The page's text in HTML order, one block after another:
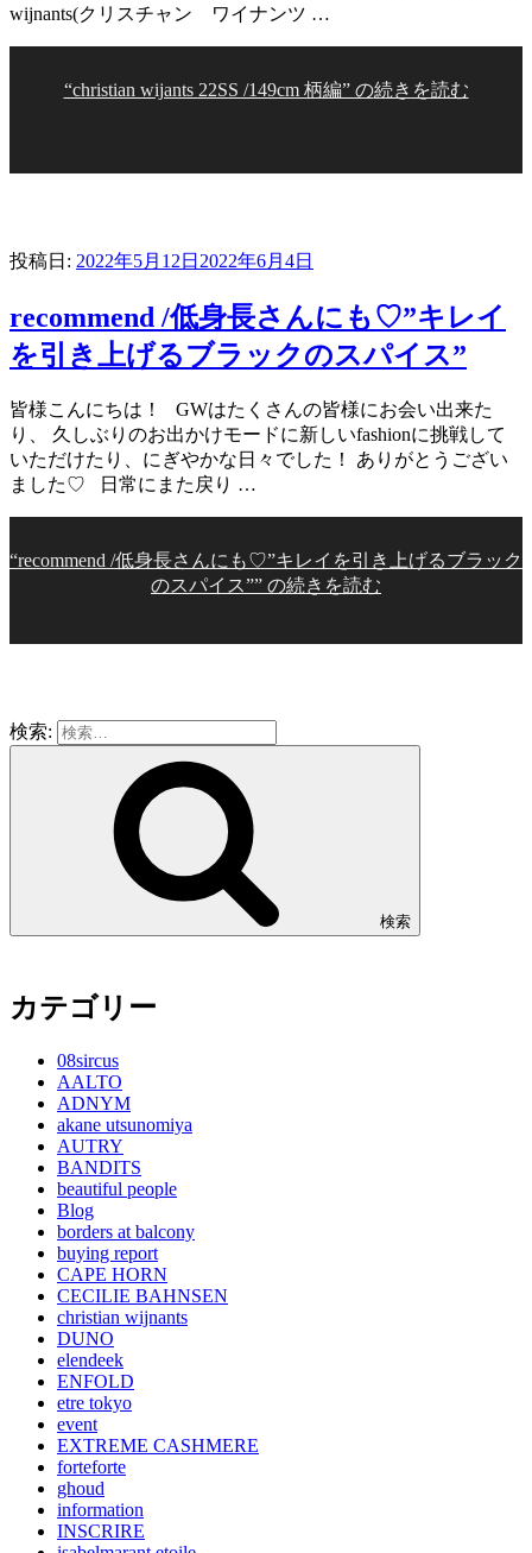
wijnants(クリスチャン ワイナンツ …
“christian wijants 22SS /149cm 柄編” の続きを読む
投稿日: 2022年5月12日 2022年6月4日
recommend /低身長さんにも♡”キレイ
を引き上げるブラックのスパイス”
皆様こんにちは！ GWはたくさんの皆様にお会い出来た
り、 久しぶりのお出かけモードに新しいfashionに挑戦して
いただけたり、にぎやかな日々でした！ ありがとうござい
ました♡ 日常にまた戻り …
“recommend /低身長さんにも♡”キレイを引き上げるブラック
のスパイス”” の続きを読む
検索:
検索
カテゴリー
08sircus
AALTO
ADNYM
akane utsunomiya
AUTRY
BANDITS
beautiful people
Blog
borders at balcony
buying report
CAPE HORN
CECILIE BAHNSEN
christian wijnants
DUNO
elendeek
ENFOLD
etre tokyo
event
EXTREME CASHMERE
forteforte
ghoud
information
INSCRIRE